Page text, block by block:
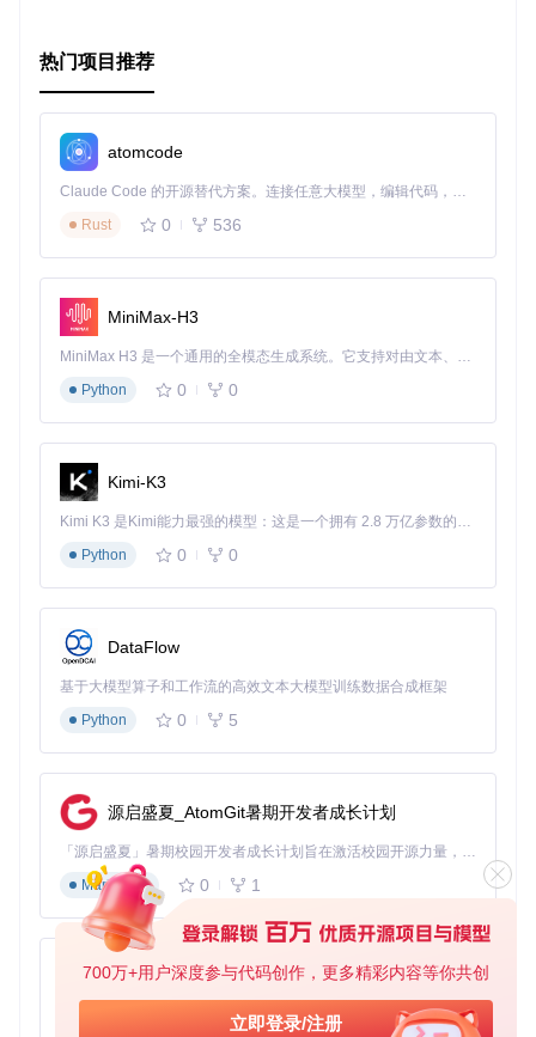
700万+用户深度参与代码创作，更多精彩内容等你共创
立即登录/注册
为。
高性能：利用AWS Java SDK v2，保证了与AWS服务交互
的效率。
社区活跃：作为Spring生态的一部分，有丰富的资源和活跃
的社区支持，持续改进和更新。
开AWS服务宝箱的钥匙，无论你是新手还是经验丰富的开发
者，都能从中受益。立即加入，开启你的云端集成之旅吧！
热门项目推荐
atomcode
Claude Code 的开源替代方案。连接任意大模型，编辑代码，运行命令，自动验证 — 全自动执行。用 Rust 构建，极致性能。 ｜ An open-source alternative to Claude Code. Connect any LLM, edit code, run commands, and verify changes — autonomously. Built in Rust for speed. Get Started
Rust
0 536
MiniMax-H3
MiniMax H3 是一个通用的全模态生成系统。它支持对由文本、图像、视频和音频组成的多模态上下文进行统一理解，并能生成分辨率高达 2K、时长可达 15 秒的带原生立体声音频的视频。得益于面向任务泛化的系统设计，H3 在预训练阶段就已具备广泛的多模态上下文理解与生成能力，能够出色地执行复杂的多模态指令。
Python
0 0
Kimi-K3
Kimi K3 是Kimi能力最强的模型：这是一个拥有 2.8 万亿参数的混合专家（MoE）模型，具备原生视觉理解能力，并支持 100 万 token 的上下文窗口。
Python
0 0
DataFlow
基于大模型算子和工作流的高效文本大模型训练数据合成框架
Python
0 5
源启盛夏_AtomGit暑期开发者成长计划
「源启盛夏」暑期校园开发者成长计划旨在激活校园开源力量，通过积分激励、认证扶持、资源倾斜等形式，引导高校组织和开发者完成「入驻 — 建项目 — 做贡献 — 获认证 — 得资源」的完整闭环。无论你是想带领社团入驻平台的组织者，还是希望用代码贡献证明自己的开发者，都能在这里找到属于你的成长路径。
Markdown
0 1
py-xiaozhi
基于Python的Xiaozhi AI，适用于想要完整Xiaozhi体验而无需拥有专用硬件的用户。